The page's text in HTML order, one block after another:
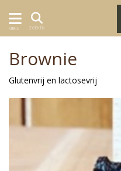
MENU ZOEKEN
Brownie
Glutenvrij en lactosevrij